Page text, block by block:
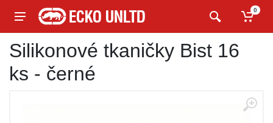
0
Silikonové tkaničky Bist 16
ks - černé